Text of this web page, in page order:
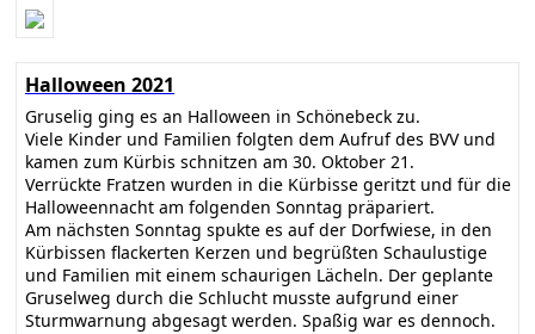
Halloween 2021
Gruselig ging es an Halloween in Schönebeck zu.
Viele Kinder und Familien folgten dem Aufruf des BVV und
kamen zum Kürbis schnitzen am 30. Oktober 21.
Verrückte Fratzen wurden in die Kürbisse geritzt und für die
Halloweennacht am folgenden Sonntag präpariert.
Am nächsten Sonntag spukte es auf der Dorfwiese, in den
Kürbissen flackerten Kerzen und begrüßten Schaulustige
und Familien mit einem schaurigen Lächeln. Der geplante
Gruselweg durch die Schlucht musste aufgrund einer
Sturmwarnung abgesagt werden. Spaßig war es dennoch.